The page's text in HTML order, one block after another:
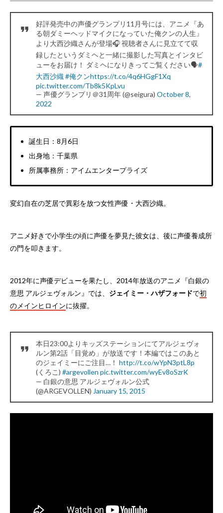
好評発売中の声優グランプリ11月号には、アニメ『あ
る朝ダミーヘッドマイクになっていた俺クンの人生』
より大西沙織さんが登場🎧 視聴者さんに見立てて収
録したというダミヘと一緒に撮影した写真とインタビ
ューをお届け！ ダミヘになりきってご覧ください🗣#
大西沙織#俺クンhttps://t.co/4q6HGgF1Xq
pic.twitter.com/Tb8k5KpLvu
— 声優グランプリ＠31周年 (@seigura) October 8,
2022
誕生日：8月6日
出身地：千葉県
所属事務所：アイムエンタープライズ
変幻自在の芝居で異彩を放つ女性声優・大西沙織。
アニメ好きで小学生の頃に声優を夢見た彼女は、後に声優養成所
の門を叩きます。
2012年に声優デビューを果たし、2014年放送のアニメ『白銀の
意思 アルジェヴォルン』では、 ジェイミー・ハザフォードで初
のメインヒロインに抜擢。
本日23:00よりキッズステーションにてアルジェヴォ
ルン第2話「目覚め」が放送です！本編ではこのあと
のジェイミーにご注目…！ http://t.co/wYpN3ptL8p
(くろこ) #argevollen pic.twitter.com/wyEv8oSzrK
— 白銀の意思 アルジェヴォルン公式
(@ARGEVOLLEN) January 15, 2015